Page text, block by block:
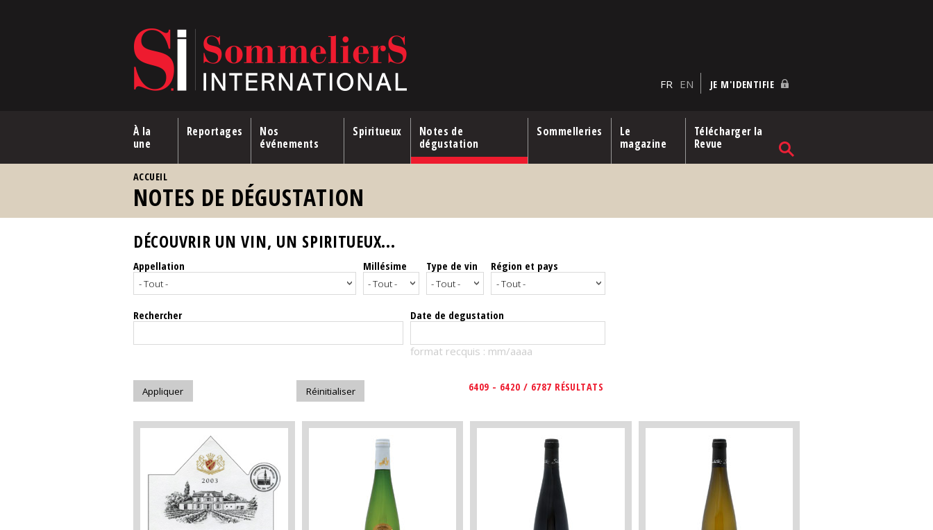
FR EN JE M'IDENTIFIE
À la
une
Reportages
Nos
événements
Spiritueux
Notes de
dégustation
Sommelleries
Le
magazine
Télécharger la
Revue
ACCUEIL
NOTES DE DÉGUSTATION
DÉCOUVRIR UN VIN, UN SPIRITUEUX...
Appellation Millésime Type de vin Région et pays
Rechercher Date de degustation
format recquis : mm/aaaa
6409 - 6420 / 6787 RÉSULTATS